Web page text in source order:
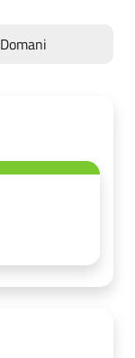
Domani